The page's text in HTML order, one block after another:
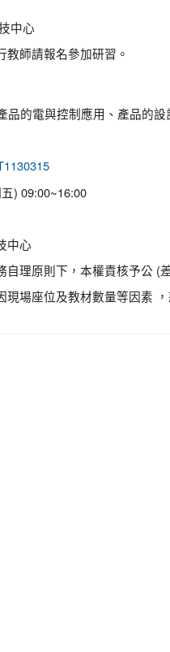
中心
師請報名參加研習。
的電與控制應用、產品的設
) 09:00~16:00
中心
理原則下，本權責核予公 (
場座位及教材數量等因素